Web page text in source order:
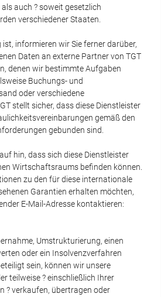
auch ? soweit gesetzlich
verschiedener Staaten.
informieren wir Sie ferner darüber,
Daten an externe Partner von TGT
denen wir bestimmte Aufgaben
Buchungs- und
oder verschiedene
stellt sicher, dass diese Dienstleister
gemäß den
gebunden sind.
hin, dass sich diese Dienstleister
Wirtschaftsraums befinden können.
zu den für diese internationale
Garantien erhalten möchten,
E-Mail-Adresse kontaktieren:
Umstrukturierung, einen
oder ein Insolvenzverfahren
sein, können wir unsere
teilweise ? einschließlich Ihrer
? verkaufen, übertragen oder